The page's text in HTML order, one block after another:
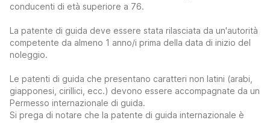
conducenti di età superiore a 76.
La patente di guida deve essere stata rilasciata da un'autorità
competente da almeno 1 anno/i prima della data di inizio del
noleggio.
Le patenti di guida che presentano caratteri non latini (arabi,
giapponesi, cirillici, ecc.) devono essere accompagnate da un
Permesso internazionale di guida.
Si prega di notare che la patente di guida internazionale è